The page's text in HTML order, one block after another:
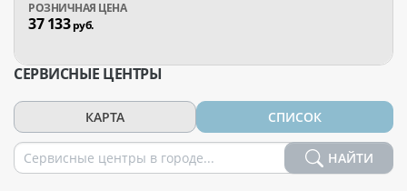
37 133руб.
СЕРВИСНЫЕ ЦЕНТРЫ
КАРТА СПИСОК
НАЙТИ